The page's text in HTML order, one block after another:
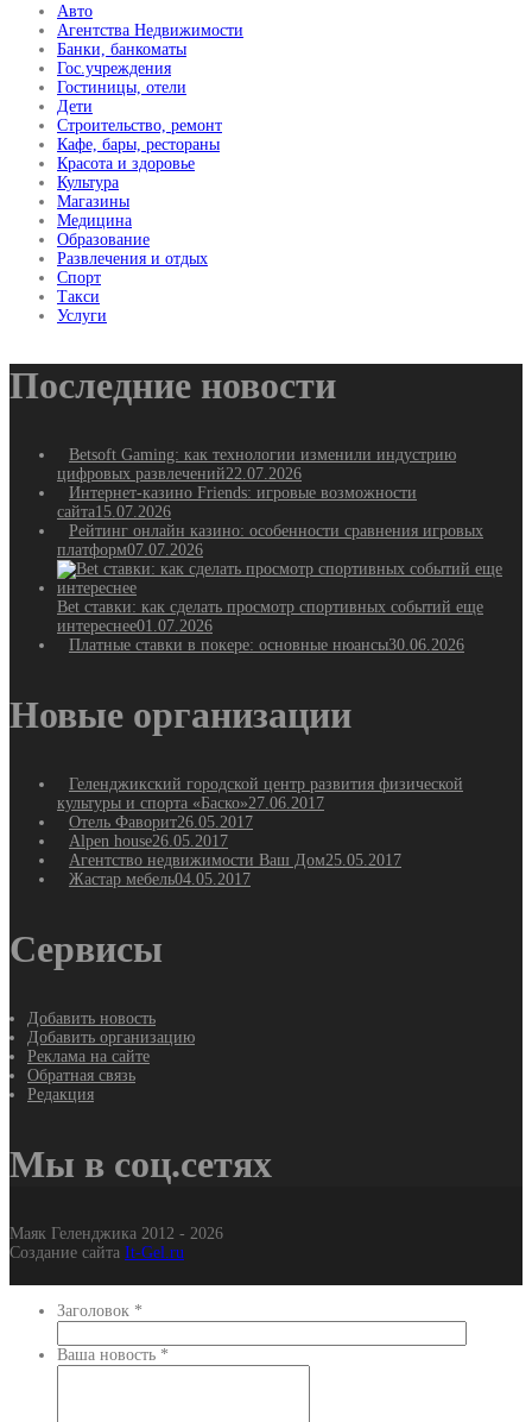
Авто
Агентства Недвижимости
Банки, банкоматы
Гос.учреждения
Гостиницы, отели
Дети
Строительство, ремонт
Кафе, бары, рестораны
Красота и здоровье
Культура
Магазины
Медицина
Образование
Развлечения и отдых
Спорт
Такси
Услуги
Последние новости
Betsoft Gaming: как технологии изменили индустрию
цифровых развлечений22.07.2026
Интернет-казино Friends: игровые возможности
сайта15.07.2026
Рейтинг онлайн казино: особенности сравнения игровых
платформ07.07.2026
Bet ставки: как сделать просмотр спортивных событий еще
интереснее01.07.2026
Платные ставки в покере: основные нюансы30.06.2026
Новые организации
Геленджикский городской центр развития физической
культуры и спорта «Баско»27.06.2017
Отель Фаворит26.05.2017
Alpen house26.05.2017
Агентство недвижимости Ваш Дом25.05.2017
Жастар мебель04.05.2017
Сервисы
Добавить новость
Добавить организацию
Реклама на сайте
Обратная связь
Редакция
Мы в соц.сетях
Маяк Геленджика 2012 - 2026
Создание сайта It-Gel.ru
Заголовок *
Ваша новость *